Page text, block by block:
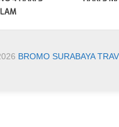
BROMO SURABAYA